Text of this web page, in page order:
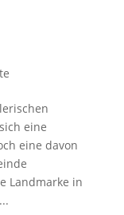
eine
eine davon
Landmarke in